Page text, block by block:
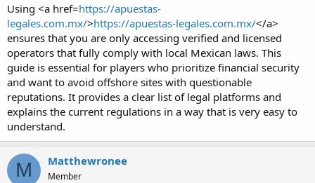
Using <a href=https://apuestas-
legales.com.mx/>https://apuestas-legales.com.mx/</a>
ensures that you are only accessing verified and licensed
operators that fully comply with local Mexican laws. This
guide is essential for players who prioritize financial security
and want to avoid offshore sites with questionable
reputations. It provides a clear list of legal platforms and
explains the current regulations in a way that is very easy to
understand.
M Matthewronee
Member